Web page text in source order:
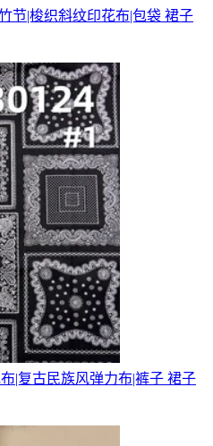
节|梭织斜纹印花布|包袋 裙子
|复古民族风弹力布|裤子 裙子